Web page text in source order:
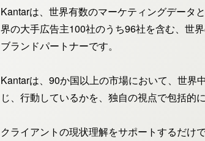
Kantarは、世界有数のマーケティングデータ
界の大手広告主100社のうち96社を含む、世
ブランドパートナーです。
Kantarは、90か国以上の市場において、世界
じ、行動しているかを、独自の視点で包括的
クライアントの現状理解をサポートするだけ